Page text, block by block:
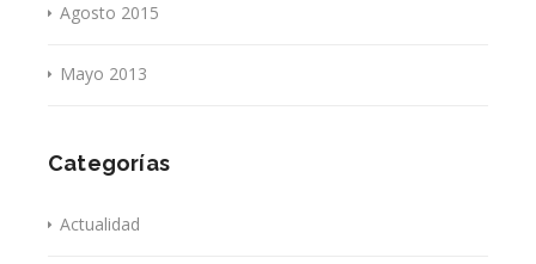
Agosto 2015
Mayo 2013
Categorías
Actualidad